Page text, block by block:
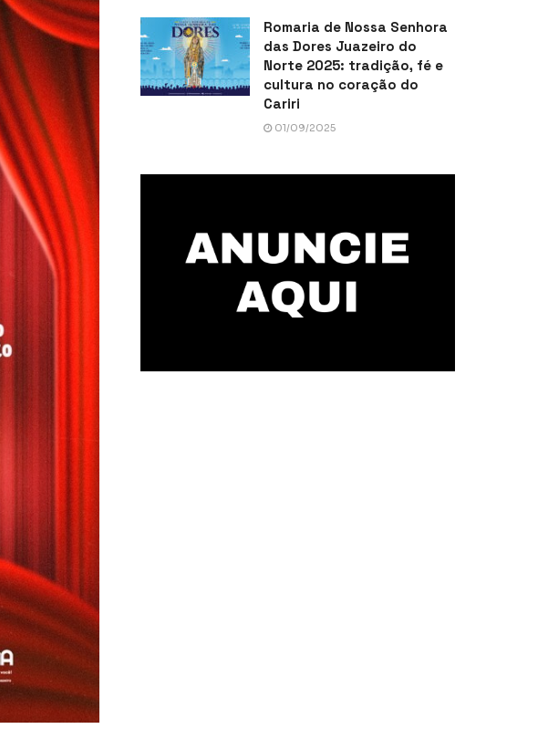
Romaria de Nossa Senhora
das Dores Juazeiro do
Norte 2025: tradição, fé e
cultura no coração do
Cariri
01/09/2025